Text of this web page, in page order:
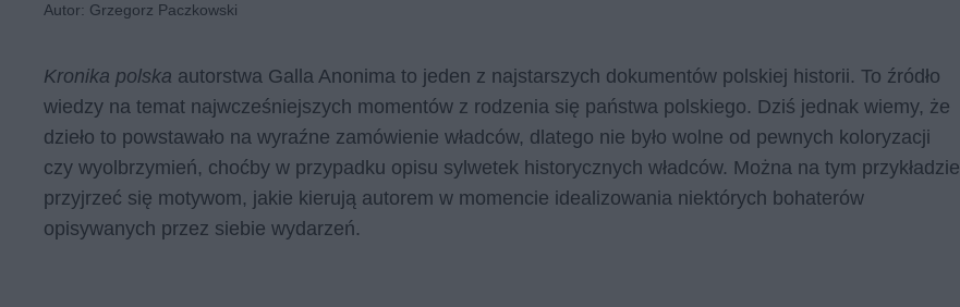
Autor: Grzegorz Paczkowski
Kronika polska autorstwa Galla Anonima to jeden z najstarszych dokumentów polskiej historii. To źródło
wiedzy na temat najwcześniejszych momentów z rodzenia się państwa polskiego. Dziś jednak wiemy, że
dzieło to powstawało na wyraźne zamówienie władców, dlatego nie było wolne od pewnych koloryzacji
czy wyolbrzymień, choćby w przypadku opisu sylwetek historycznych władców. Można na tym przykładzie
przyjrzeć się motywom, jakie kierują autorem w momencie idealizowania niektórych bohaterów
opisywanych przez siebie wydarzeń.